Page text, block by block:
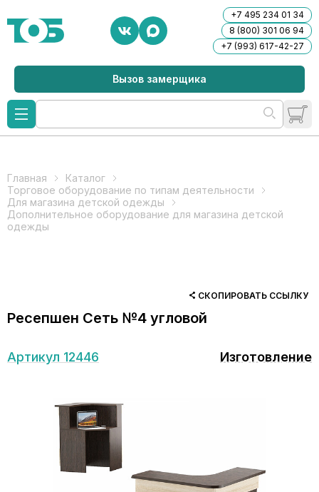
+7 495 234 01 34
8 (800) 301 06 94
+7 (993) 617-42-27
Вызов замерщика
Главная
Каталог
Торговое оборудование по типам деятельности
Для магазина детской одежды
Дополнительное оборудование для магазина детской
одежды
СКОПИРОВАТЬ ССЫЛКУ
Ресепшен Сеть №4 угловой
Артикул 12446 Изготовление